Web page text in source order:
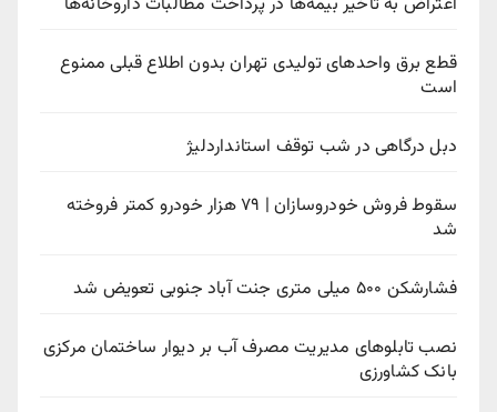
قطع برق واحدهای تولیدی تهران بدون اطلاع قبلی ممنوع
است
دبل درگاهی در شب توقف استانداردلیژ
سقوط فروش خودروسازان | ۷۹ هزار خودرو کمتر فروخته
شد
فشارشکن ۵۰۰ میلی متری جنت آباد جنوبی تعویض شد
نصب تابلوهای مدیریت مصرف آب بر دیوار ساختمان مرکزی
بانک کشاورزی